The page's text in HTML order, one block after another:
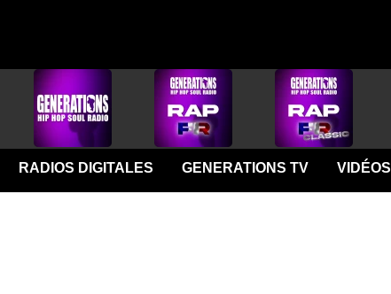
RADIOS DIGITALES GENERATIONS TV VIDÉOS